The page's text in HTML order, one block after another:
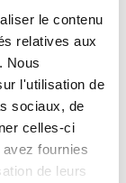
le contenu
relatives aux
Nous
l'utilisation de
sociaux, de
celles-ci
fournies
de leurs
Session
Session